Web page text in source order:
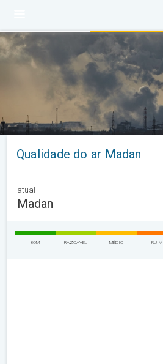
Qualidade do ar Madan
atual
Madan
BOM RAZOÁVEL MÉDIO RUIM